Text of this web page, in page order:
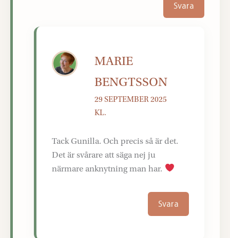
Svara
MARIE
BENGTSSON
29 SEPTEMBER 2025
KL.
Tack Gunilla. Och precis så är det.
Det är svårare att säga nej ju
närmare anknytning man har.
Svara